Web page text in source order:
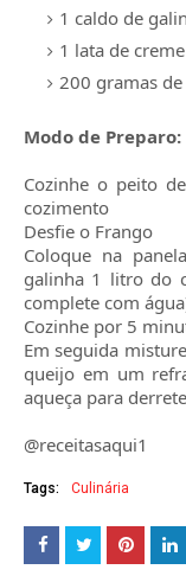
1 caldo de
1 lata de
200 gramas
Modo de Preparo:
Cozinhe o peito
cozimento
Desfie o Frango
Coloque na
galinha 1 litro do
complete com
Cozinhe por 5
Em seguida
queijo em um
aqueça para
@receitasaqui1
Tags: Culinária